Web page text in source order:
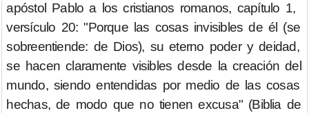
apóstol Pablo a los cristianos romanos, capítulo 1,
versículo 20: "Porque las cosas invisibles de él (se
sobreentiende: de Dios), su eterno poder y deidad,
se hacen claramente visibles desde la creación del
mundo, siendo entendidas por medio de las cosas
hechas, de modo que no tienen excusa" (Biblia de